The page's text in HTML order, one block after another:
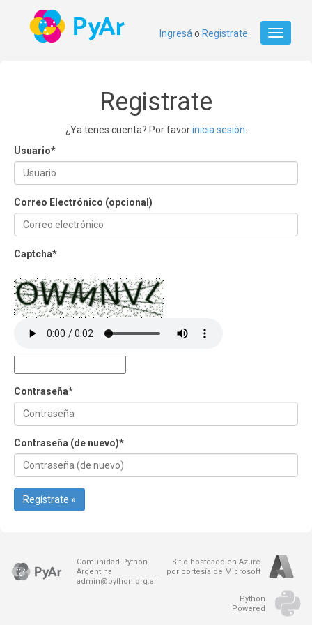
Toggle
Ingresá o Registrate
Registrate
¿Ya tenes cuenta? Por favorinicia sesión
Usuario*
Correo Electrónico (opcional)
Captcha*
Contraseña*
Contraseña (de nuevo)*
Regístrate »
Comunidad Python
Argentina
admin@python.org.ar
Sitio hosteado en Azure
por cortesía de Microsoft
Python
Powered